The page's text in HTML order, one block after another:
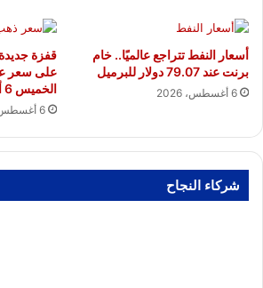
أسعار النفط تتراجع عالميًا.. خام
برنت عند 79.07 دولار للبرميل
6 أغسطس، 2026
قفزة
الخميس 6 أغسطس 2026
6 أغسطس، 2026
شركاء النجاح